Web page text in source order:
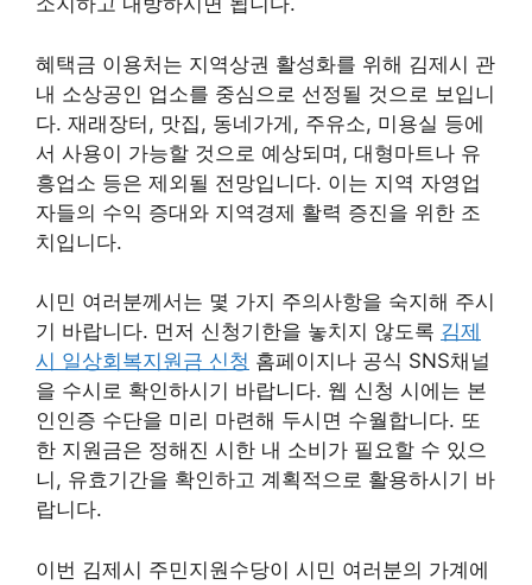
혜택금 이용처는 지역상권 활성화를 위해 김제시 관
내 소상공인 업소를 중심으로 선정될 것으로 보입니
다. 재래장터, 맛집, 동네가게, 주유소, 미용실 등에
서 사용이 가능할 것으로 예상되며, 대형마트나 유
흥업소 등은 제외될 전망입니다. 이는 지역 자영업
자들의 수익 증대와 지역경제 활력 증진을 위한 조
치입니다.
시민 여러분께서는 몇 가지 주의사항을 숙지해 주시
기 바랍니다. 먼저 신청기한을 놓치지 않도록 김제
시 일상회복지원금 신청 홈페이지나 공식 SNS채널
을 수시로 확인하시기 바랍니다. 웹 신청 시에는 본
인인증 수단을 미리 마련해 두시면 수월합니다. 또
한 지원금은 정해진 시한 내 소비가 필요할 수 있으
니, 유효기간을 확인하고 계획적으로 활용하시기 바
랍니다.
이번 김제시 주민지원수당이 시민 여러분의 가계에